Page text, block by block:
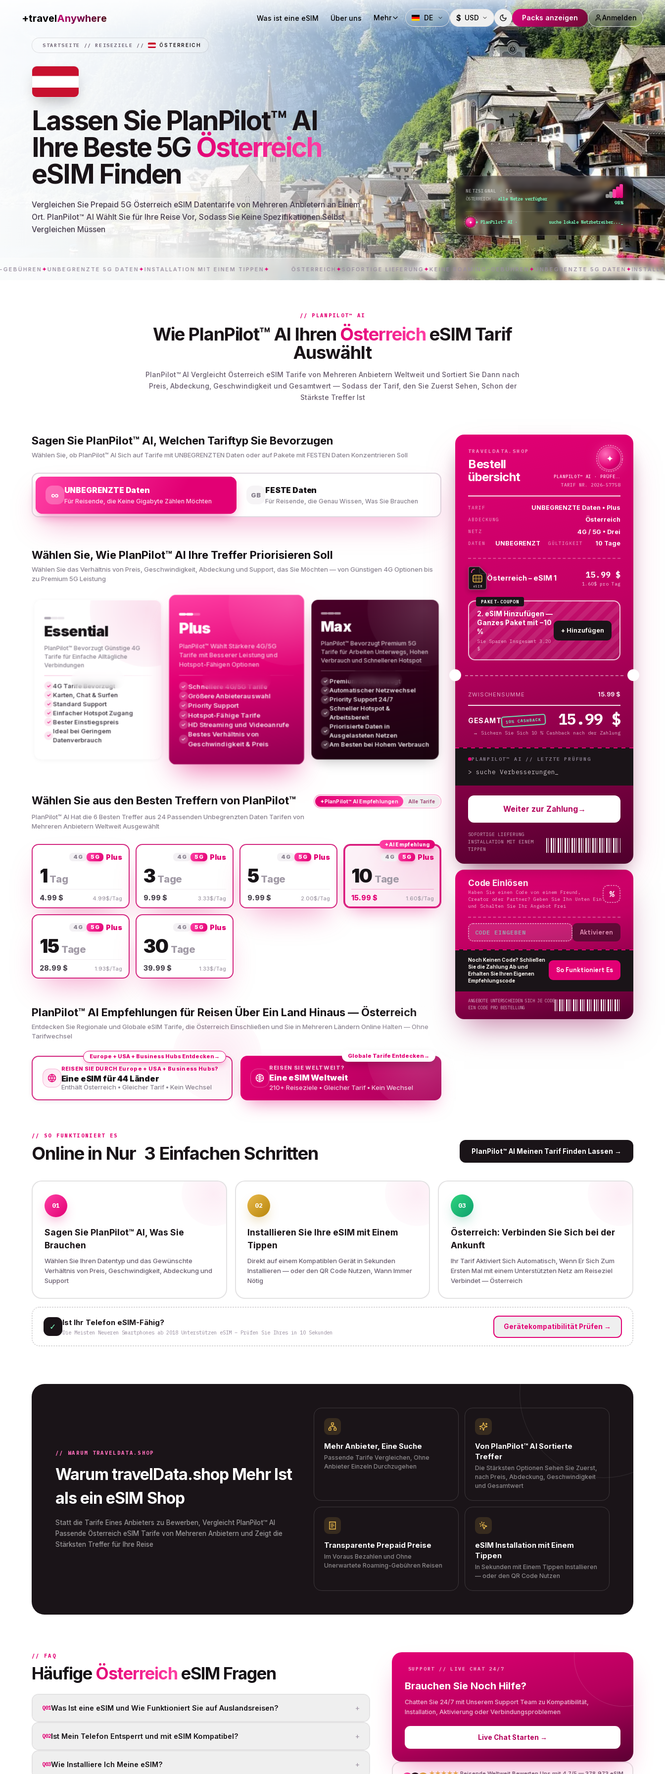
+travelData.shop Was ist eine eSIM Über uns Mehr DE $ USD Toggle theme
Packs anzeigen Anmelden
STARTSEITE //REISEZIELE // ÖSTERREICH
Lassen Sie PlanPilot™ AI
Ihre Beste 5G Österreich
eSIM Finden
Vergleichen Sie Prepaid 5G Österreich eSIM Datentarife von Mehreren Anbietern an Einem
Ort. PlanPilot™ AI Wählt Sie für Ihre Reise Vor, Sodass Sie Keine Spezifikationen Selbst
Vergleichen Müssen
NETZSIGNAL · 5G
ÖSTERREICH·alle Netze verfügbar
98%
✦ ● PlanPilot™ AI · günstigster Tarif gefunden
✦UNBEGRENZTE 5G DATEN ✦INSTALLATION MIT EINEM TIPPEN✦ ÖSTERREICH✦SOFORTIGE LIEFERUNG✦ KEINE ROAMING-GEBÜHREN ✦ UNBEGRENZTE 5G DATEN ✦INSTALLATION MIT
// PLANPILOT™ AI
Wie PlanPilot™ AI Ihren Österreich eSIM Tarif
Auswählt
PlanPilot™ AI Vergleicht Österreich eSIM Tarife von Mehreren Anbietern Weltweit und Sortiert Sie Dann nach
Preis, Abdeckung, Geschwindigkeit und Gesamtwert — Sodass der Tarif, den Sie Zuerst Sehen, Schon der
Stärkste Treffer Ist
Sagen Sie PlanPilot™ AI, Welchen Tariftyp Sie Bevorzugen
Wählen Sie, ob PlanPilot™ AI Sich auf Tarife mit UNBEGRENZTEN Daten oder auf Pakete mit FESTEN Daten Konzentrieren Soll
∞ UNBEGRENZTE Daten
Für Reisende, die Keine Gigabyte Zählen Möchten
GB FESTE Daten
Für Reisende, die Genau Wissen, Was Sie Brauchen
Wählen Sie, Wie PlanPilot™ AI Ihre Treffer Priorisieren Soll
Wählen Sie das Verhältnis von Preis, Geschwindigkeit, Abdeckung und Support, das Sie Möchten — von Günstigen 4G Optionen bis
zu Premium 5G Leistung
Essential
PlanPilot™ Bevorzugt Günstige 4G
Tarife für Einfache Alltägliche
Verbindungen
✓ 4G Tarife Bevorzugt
✓ Karten, Chat & Surfen
✓ Standard Support
✓ Einfacher Hotspot Zugang
✓ Bester Einstiegspreis
✓
Ideal bei Geringem
Datenverbrauch
Plus
PlanPilot™ Wählt Stärkere 4G/5G
Tarife mit Besserer Leistung und
Hotspot-Fähigen Optionen
✓ Schnellere 4G/5G Tarife
✓ Größere Anbieterauswahl
✓ Priority Support
✓ Hotspot-Fähige Tarife
✓ HD Streaming und Videoanrufe
✓
Bestes Verhältnis von
Geschwindigkeit & Preis
Max
PlanPilot™ Bevorzugt Premium 5G
Tarife für Arbeiten Unterwegs, Hohen
Verbrauch und Schnelleren Hotspot
✓ Premium 5G Bevorzugt
✓ Automatischer Netzwechsel
✓ Priority Support 24/7
✓
Schneller Hotspot &
Arbeitsbereit
✓
Priorisierte Daten in
Ausgelasteten Netzen
✓ Am Besten bei Hohem Verbrauch
Wählen Sie aus den Besten Treffern von PlanPilot™
PlanPilot™ AI Hat die 6 Besten Treffer aus 24 Passenden Unbegrenzten Daten Tarifen von
Mehreren Anbietern Weltweit Ausgewählt
✦PlanPilot™ AI Empfehlungen Alle Tarife
4G 5G Plus
1 Tag
4.99 $ 4.99$/Tag
4G 5G Plus
3 Tage
9.99 $ 3.33$/Tag
4G 5G Plus
5 Tage
9.99 $ 2.00$/Tag
✦AI Empfehlung
4G 5G Plus
10 Tage
15.99 $ 1.60$/Tag
4G 5G Plus
15 Tage
28.99 $ 1.93$/Tag
4G 5G Plus
30 Tage
39.99 $ 1.33$/Tag
PlanPilot™ AI Empfehlungen für Reisen Über Ein Land Hinaus — Österreich
Entdecken Sie Regionale und Globale eSIM Tarife, die Österreich Einschließen und Sie in Mehreren Ländern Online Halten — Ohne
Tarifwechsel
REISEN SIE DURCH Europe + USA + Business Hubs?
Eine eSIM für 44 Länder
Enthält Österreich • Gleicher Tarif • Kein Wechsel
Europe + USA + Business Hubs Entdecken →
REISEN SIE WELTWEIT?
Eine eSIM Weltweit
210+ Reiseziele • Gleicher Tarif • Kein Wechsel
Globale Tarife Entdecken →
TRAVELDATA.SHOP
Bestell
übersicht
✦
PLANPILOT™ AI · PRÜFE…
TARIF NR. 2026-57758
TARIF UNBEGRENZTE Daten • Plus
ABDECKUNG Österreich
NETZ 4G / 5G • Drei
DATEN UNBEGRENZT GÜLTIGKEIT 10 Tage
eSIM
Österreich – eSIM 1 15.99 $
1.60$ pro Tag
PAKET-COUPON
2. eSIM Hinzufügen —
Ganzes Paket mit −10
%
Sie Sparen Insgesamt 3.20
$
+ Hinzufügen
ZWISCHENSUMME 15.99 $
GESAMT 10% CASHBACK 15.99 $
→ Sichern Sie Sich 10 % Cashback nach der Zahlung
PLANPILOT™ AI // LETZTE PRÜFUNG
> suche Verbesserungen
Weiter zur Zahlung→
SOFORTIGE LIEFERUNG
INSTALLATION MIT EINEM
TIPPEN
Code Einlösen
Haben Sie einen Code von einem Freund,
Creator oder Partner? Geben Sie Ihn Unten Ein
und Schalten Sie Ihr Angebot Frei
%
Aktivieren
Noch Keinen Code? Schließen
Sie die Zahlung Ab und
Erhalten Sie Ihren Eigenen
Empfehlungscode
So Funktioniert Es
ANGEBOTE UNTERSCHEIDEN SICH JE CODE
EIN CODE PRO BESTELLUNG
// SO FUNKTIONIERT ES
Online in Nur 3 Einfachen Schritten PlanPilot™ AI Meinen Tarif Finden Lassen →
01
Sagen Sie PlanPilot™ AI, Was Sie
Brauchen
Wählen Sie Ihren Datentyp und das Gewünschte
Verhältnis von Preis, Geschwindigkeit, Abdeckung und
Support
02
Installieren Sie Ihre eSIM mit Einem
Tippen
Direkt auf einem Kompatiblen Gerät in Sekunden
Installieren — oder den QR Code Nutzen, Wann Immer
Nötig
03
Österreich: Verbinden Sie Sich bei der
Ankunft
Ihr Tarif Aktiviert Sich Automatisch, Wenn Er Sich Zum
Ersten Mal mit einem Unterstützten Netz am Reiseziel
Verbindet — Österreich
✓ Ist Ihr Telefon eSIM-Fähig?
Die Meisten Neueren Smartphones ab 2018 Unterstützen eSIM – Prüfen Sie Ihres in 10 Sekunden
Gerätekompatibilität Prüfen →
// WARUM TRAVELDATA.SHOP
Warum travelData.shop Mehr Ist
als ein eSIM Shop
Statt die Tarife Eines Anbieters zu Bewerben, Vergleicht PlanPilot™ AI
Passende Österreich eSIM Tarife von Mehreren Anbietern und Zeigt die
Stärksten Treffer für Ihre Reise
Mehr Anbieter, Eine Suche
Passende Tarife Vergleichen, Ohne
Anbieter Einzeln Durchzugehen
Von PlanPilot™ AI Sortierte
Treffer
Die Stärksten Optionen Sehen Sie Zuerst,
nach Preis, Abdeckung, Geschwindigkeit
und Gesamtwert
Transparente Prepaid Preise
Im Voraus Bezahlen und Ohne
Unerwartete Roaming-Gebühren Reisen
eSIM Installation mit Einem
Tippen
In Sekunden mit Einem Tippen Installieren
— oder den QR Code Nutzen
// FAQ
Häufige Österreich eSIM Fragen
Q01Was Ist eine eSIM und Wie Funktioniert Sie auf Auslandsreisen? +
Q02Ist Mein Telefon Entsperrt und mit eSIM Kompatibel? +
Q03Wie Installiere Ich Meine eSIM? +
SUPPORT // LIVE CHAT 24/7
Brauchen Sie Noch Hilfe?
Chatten Sie 24/7 mit Unserem Support Team zu Kompatibilität,
Installation, Aktivierung oder Verbindungsproblemen
Live Chat Starten →